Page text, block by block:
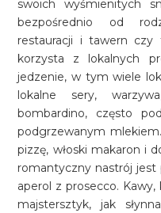
swoich wyśmienitych
bezpośrednio od
restauracji i tawern czy
korzysta z lokalnych
jedzenie, w tym wiele
lokalne sery,
bombardino, często
podgrzewanym
pizzę, włoski makaron i
romantyczny nastrój jest
aperol z prosecco.
majstersztyk, jak